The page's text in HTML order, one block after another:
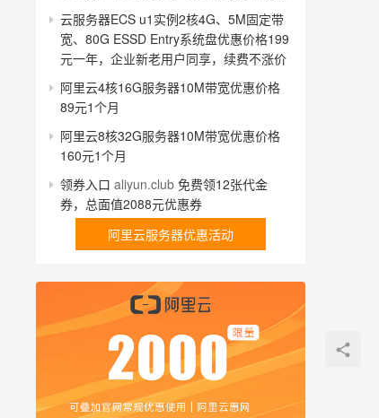
云服务器ECS u1实例2核4G、5M固定带
宽、80G ESSD Entry系统盘优惠价格199
元一年，企业新老用户同享，续费不涨价
阿里云4核16G服务器10M带宽优惠价格
89元1个月
阿里云8核32G服务器10M带宽优惠价格
160元1个月
领券入口 aliyun.club 免费领12张代金
券，总面值2088元优惠券
阿里云服务器优惠活动